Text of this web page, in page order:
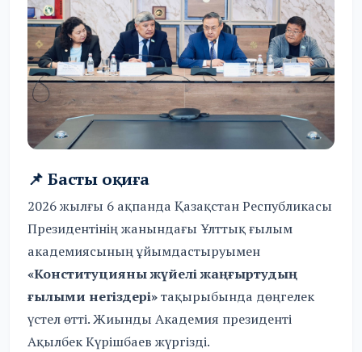
📌 Басты оқиға
2026 жылғы 6 ақпанда Қазақстан Республикасы
Президентінің жанындағы Ұлттық ғылым
академиясының ұйымдастыруымен
«Конституцияны жүйелі жаңғыртудың
ғылыми негіздері»тақырыбында дөңгелек
үстел өтті. Жиынды Академия президенті
Ақылбек Күрішбаев жүргізді.